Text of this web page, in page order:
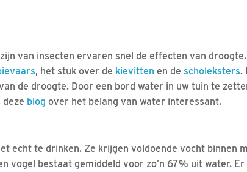
van insecten ervaren snel de effecten van
, het stuk over de kievitten en de scholeksters.
de droogte. Door een bord water in uw tuin te
blog over het belang van water interessant.
echt te drinken. Ze krijgen voldoende vocht binnen
vogel bestaat gemiddeld voor zo’n 67% uit water. Er